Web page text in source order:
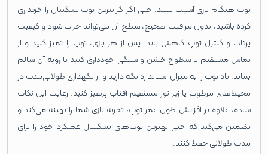
توپ هنگام بازی آسیب نبیند. حتی اگر گرانترین توپ بسکتبال را خریداری
کرده باشید، بدون مراقبت صحیح، سطح آن می‌تواند خراب شود و کیفیت
پرتاب و کنترل توپ کاهش یابد. پس از هر بازی، توپ را تمیز کنید و از
تماس مستقیم با سطوح خشن و سنگی خودداری کنید تا رویه آن سالم
بماند. باد توپ را به میزان استاندارد نگه دارید و از نگهداری طولانی‌مدت در
محیط‌های مرطوب یا زیر نور مستقیم آفتاب پرهیز کنید. رعایت این نکات
ساده، علاوه بر افزایش طول عمر توپ، تجربه بازی شما را بهینه می‌کند و
تضمین می‌کند که حتی بهترین توپ‌های بسکتبال عملکرد خود را برای
مدت طولانی حفظ کنند.